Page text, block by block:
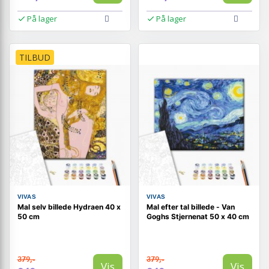
På lager På lager
TILBUD
VIVAS
Mal selv billede Hydraen 40 x
50 cm
379,-
VIVAS
Mal efter tal billede - Van
Goghs Stjernenat 50 x 40 cm
379,-